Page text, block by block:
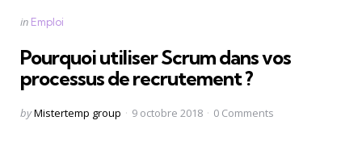
Categories
Posted
in Emploi
Pourquoi utiliser Scrum dans vos
processus de recrutement ?
Posted
byMistertemp group 9 octobre 2018 0 Comments